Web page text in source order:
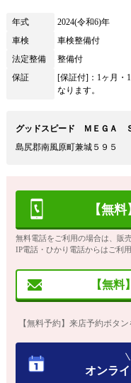
年式 2024(令和6)年
車検
車検整備付
法定整備
整備付
保証
[保証付]：1ヶ月・
なります。
グッドスピード ＭＥＧＡ
島尻郡南風原町兼城５９５
【無
無料電話をご利用の場合は、販
IP電話・ひかり電話からはご利
【無
【無料予約】来店予約ボタ
オンラ